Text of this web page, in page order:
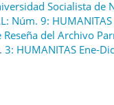
Socialista de
Núm. 9:
Reseña del Archivo
3: HUMANITAS Ene-